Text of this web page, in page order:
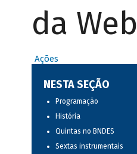
da Web
Ações
NESTA SEÇÃO
Programação
História
Quintas no BNDES
Sextas instrumentais